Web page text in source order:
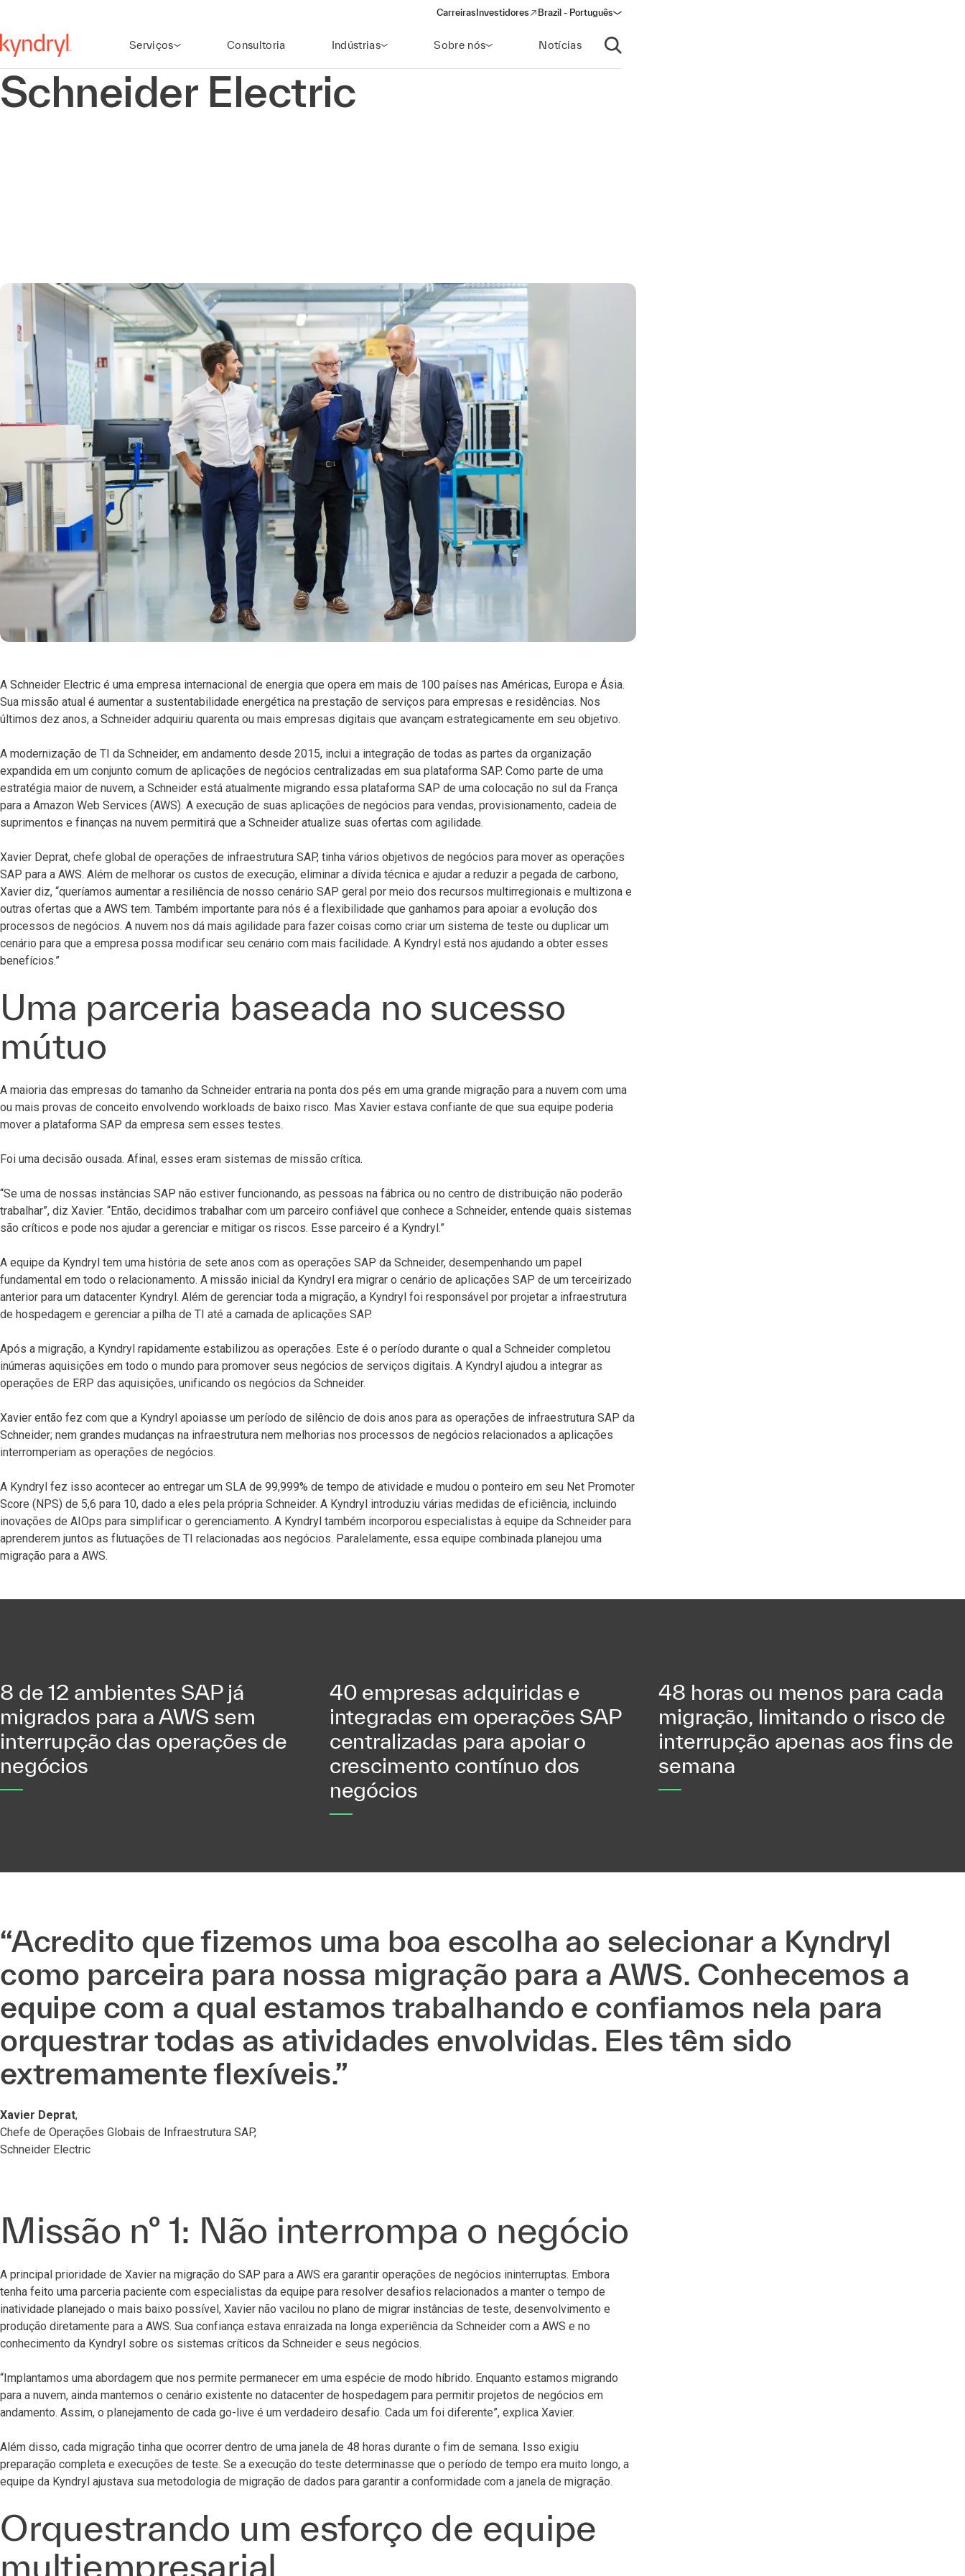
Carreiras Investidores
(opens in a new window)
Brazil - Português
Serviços Consultoria Indústrias Sobre nós Notícias
Abrir pesquisa
Schneider Electric
A Schneider Electric é uma empresa internacional de energia que opera em mais de 100 países nas Américas, Europa e Ásia.
Sua missão atual é aumentar a sustentabilidade energética na prestação de serviços para empresas e residências. Nos
últimos dez anos, a Schneider adquiriu quarenta ou mais empresas digitais que avançam estrategicamente em seu objetivo.
A modernização de TI da Schneider, em andamento desde 2015, inclui a integração de todas as partes da organização
expandida em um conjunto comum de aplicações de negócios centralizadas em sua plataforma SAP. Como parte de uma
estratégia maior de nuvem, a Schneider está atualmente migrando essa plataforma SAP de uma colocação no sul da França
para a Amazon Web Services (AWS). A execução de suas aplicações de negócios para vendas, provisionamento, cadeia de
suprimentos e finanças na nuvem permitirá que a Schneider atualize suas ofertas com agilidade.
Xavier Deprat, chefe global de operações de infraestrutura SAP, tinha vários objetivos de negócios para mover as operações
SAP para a AWS. Além de melhorar os custos de execução, eliminar a dívida técnica e ajudar a reduzir a pegada de carbono,
Xavier diz, “queríamos aumentar a resiliência de nosso cenário SAP geral por meio dos recursos multirregionais e multizona e
outras ofertas que a AWS tem. Também importante para nós é a flexibilidade que ganhamos para apoiar a evolução dos
processos de negócios. A nuvem nos dá mais agilidade para fazer coisas como criar um sistema de teste ou duplicar um
cenário para que a empresa possa modificar seu cenário com mais facilidade. A Kyndryl está nos ajudando a obter esses
benefícios.”
Uma parceria baseada no sucesso
mútuo
A maioria das empresas do tamanho da Schneider entraria na ponta dos pés em uma grande migração para a nuvem com uma
ou mais provas de conceito envolvendo workloads de baixo risco. Mas Xavier estava confiante de que sua equipe poderia
mover a plataforma SAP da empresa sem esses testes.
Foi uma decisão ousada. Afinal, esses eram sistemas de missão crítica.
“Se uma de nossas instâncias SAP não estiver funcionando, as pessoas na fábrica ou no centro de distribuição não poderão
trabalhar”, diz Xavier. “Então, decidimos trabalhar com um parceiro confiável que conhece a Schneider, entende quais sistemas
são críticos e pode nos ajudar a gerenciar e mitigar os riscos. Esse parceiro é a Kyndryl.”
A equipe da Kyndryl tem uma história de sete anos com as operações SAP da Schneider, desempenhando um papel
fundamental em todo o relacionamento. A missão inicial da Kyndryl era migrar o cenário de aplicações SAP de um terceirizado
anterior para um datacenter Kyndryl. Além de gerenciar toda a migração, a Kyndryl foi responsável por projetar a infraestrutura
de hospedagem e gerenciar a pilha de TI até a camada de aplicações SAP.
Após a migração, a Kyndryl rapidamente estabilizou as operações. Este é o período durante o qual a Schneider completou
inúmeras aquisições em todo o mundo para promover seus negócios de serviços digitais. A Kyndryl ajudou a integrar as
operações de ERP das aquisições, unificando os negócios da Schneider.
Xavier então fez com que a Kyndryl apoiasse um período de silêncio de dois anos para as operações de infraestrutura SAP da
Schneider; nem grandes mudanças na infraestrutura nem melhorias nos processos de negócios relacionados a aplicações
interromperiam as operações de negócios.
A Kyndryl fez isso acontecer ao entregar um SLA de 99,999% de tempo de atividade e mudou o ponteiro em seu Net Promoter
Score (NPS) de 5,6 para 10, dado a eles pela própria Schneider. A Kyndryl introduziu várias medidas de eficiência, incluindo
inovações de AIOps para simplificar o gerenciamento. A Kyndryl também incorporou especialistas à equipe da Schneider para
aprenderem juntos as flutuações de TI relacionadas aos negócios. Paralelamente, essa equipe combinada planejou uma
migração para a AWS.
8 de 12 ambientes SAP já
migrados para a AWS sem
interrupção das operações de
negócios
40 empresas adquiridas e
integradas em operações SAP
centralizadas para apoiar o
crescimento contínuo dos
negócios
48 horas ou menos para cada
migração, limitando o risco de
interrupção apenas aos fins de
semana
“Acredito que fizemos uma boa escolha ao selecionar a Kyndryl
como parceira para nossa migração para a AWS. Conhecemos a
equipe com a qual estamos trabalhando e confiamos nela para
orquestrar todas as atividades envolvidas. Eles têm sido
extremamente flexíveis.”
Xavier Deprat,
Chefe de Operações Globais de Infraestrutura SAP,
Schneider Electric
Missão nº 1: Não interrompa o negócio
A principal prioridade de Xavier na migração do SAP para a AWS era garantir operações de negócios ininterruptas. Embora
tenha feito uma parceria paciente com especialistas da equipe para resolver desafios relacionados a manter o tempo de
inatividade planejado o mais baixo possível, Xavier não vacilou no plano de migrar instâncias de teste, desenvolvimento e
produção diretamente para a AWS. Sua confiança estava enraizada na longa experiência da Schneider com a AWS e no
conhecimento da Kyndryl sobre os sistemas críticos da Schneider e seus negócios.
“Implantamos uma abordagem que nos permite permanecer em uma espécie de modo híbrido. Enquanto estamos migrando
para a nuvem, ainda mantemos o cenário existente no datacenter de hospedagem para permitir projetos de negócios em
andamento. Assim, o planejamento de cada go-live é um verdadeiro desafio. Cada um foi diferente”, explica Xavier.
Além disso, cada migração tinha que ocorrer dentro de uma janela de 48 horas durante o fim de semana. Isso exigiu
preparação completa e execuções de teste. Se a execução do teste determinasse que o período de tempo era muito longo, a
equipe da Kyndryl ajustava sua metodologia de migração de dados para garantir a conformidade com a janela de migração.
Orquestrando um esforço de equipe
multiempresarial